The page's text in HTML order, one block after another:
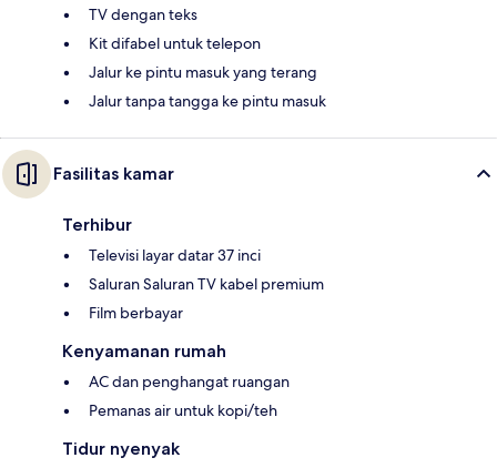
TV dengan teks
Kit difabel untuk telepon
Jalur ke pintu masuk yang terang
Jalur tanpa tangga ke pintu masuk
Fasilitas kamar
Terhibur
Televisi layar datar 37 inci
Saluran Saluran TV kabel premium
Film berbayar
Kenyamanan rumah
AC dan penghangat ruangan
Pemanas air untuk kopi/teh
Tidur nyenyak